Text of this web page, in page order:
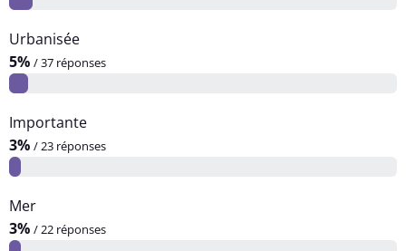
Urbanisée
5% / 37 réponses
Importante
3% / 23 réponses
Mer
3% / 22 réponses